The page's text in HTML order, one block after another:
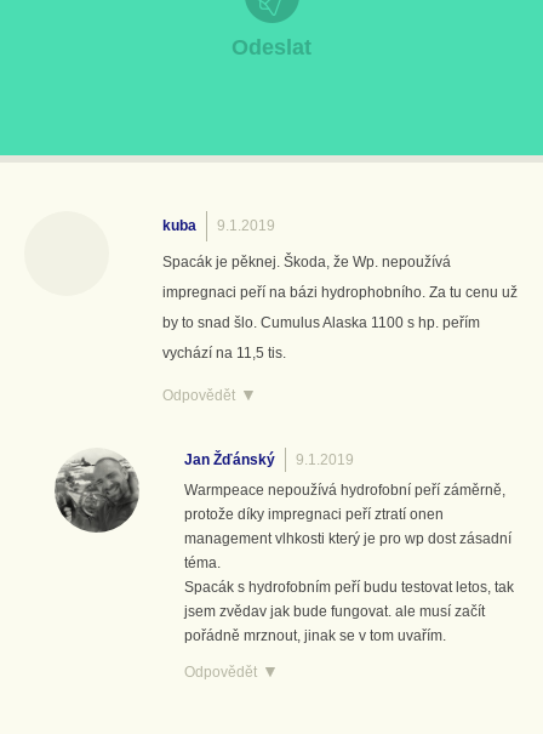
kuba 9.1.2019
Spacák je pěknej. Škoda, že Wp. nepoužívá
impregnaci peří na bázi hydrophobního. Za tu cenu už
by to snad šlo. Cumulus Alaska 1100 s hp. peřím
vychází na 11,5 tis.
Odpovědět
Jan Žďánský
9.1.2019
Warmpeace nepoužívá hydrofobní peří záměrně,
protože díky impregnaci peří ztratí onen
management vlhkosti který je pro wp dost zásadní
téma.
Spacák s hydrofobním peří budu testovat letos, tak
jsem zvědav jak bude fungovat. ale musí začít
pořádně mrznout, jinak se v tom uvařím.
Odpovědět